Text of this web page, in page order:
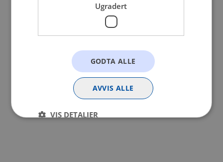
Ugradert
GODTA ALLE
AVVIS ALLE
VIS DETALJER